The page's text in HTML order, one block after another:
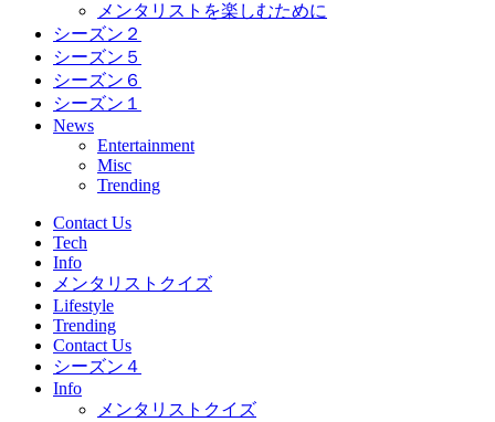
メンタリストを楽しむために
シーズン２
シーズン５
シーズン６
シーズン１
News
Entertainment
Misc
Trending
Contact Us
Tech
Info
メンタリストクイズ
Lifestyle
Trending
Contact Us
シーズン４
Info
メンタリストクイズ